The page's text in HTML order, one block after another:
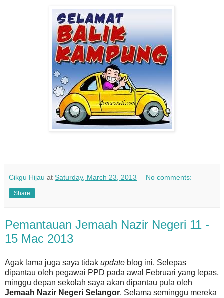
Cikgu Hijau at Saturday, March 23, 2013 No comments:
Share
Pemantauan Jemaah Nazir Negeri 11 -
15 Mac 2013
Agak lama juga saya tidak update blog ini. Selepas
dipantau oleh pegawai PPD pada awal Februari yang lepas,
minggu depan sekolah saya akan dipantau pula oleh
Jemaah Nazir Negeri Selangor. Selama seminggu mereka